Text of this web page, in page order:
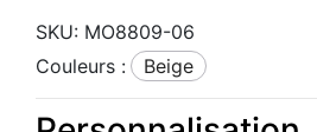
SKU: MO8809-06
Couleurs :
beige